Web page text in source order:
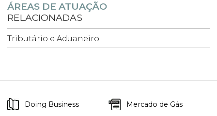
ÁREAS DE ATUAÇÃO
RELACIONADAS
Tributário e Aduaneiro
Doing Business Mercado de Gás